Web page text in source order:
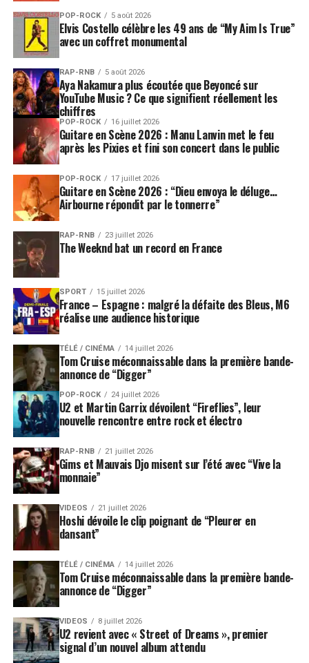
POP-ROCK 5 août 2026
Elvis Costello célèbre les 49 ans de “My Aim Is True”
avec un coffret monumental
RAP-RNB 5 août 2026
Aya Nakamura plus écoutée que Beyoncé sur
YouTube Music ? Ce que signifient réellement les
chiffres
POP-ROCK 16 juillet 2026
Guitare en Scène 2026 : Manu Lanvin met le feu
après les Pixies et fini son concert dans le public
POP-ROCK 17 juillet 2026
Guitare en Scène 2026 : “Dieu envoya le déluge…
Airbourne répondit par le tonnerre”
RAP-RNB 23 juillet 2026
The Weeknd bat un record en France
SPORT 15 juillet 2026
France – Espagne : malgré la défaite des Bleus, M6
réalise une audience historique
TÉLÉ / CINÉMA 14 juillet 2026
Tom Cruise méconnaissable dans la première bande-
annonce de “Digger”
POP-ROCK 24 juillet 2026
U2 et Martin Garrix dévoilent “Fireflies”, leur
nouvelle rencontre entre rock et électro
RAP-RNB 21 juillet 2026
Gims et Mauvais Djo misent sur l’été avec “Vive la
monnaie”
VIDEOS 21 juillet 2026
Hoshi dévoile le clip poignant de “Pleurer en
dansant”
TÉLÉ / CINÉMA 14 juillet 2026
Tom Cruise méconnaissable dans la première bande-
annonce de “Digger”
VIDEOS 8 juillet 2026
U2 revient avec « Street of Dreams », premier
signal d’un nouvel album attendu